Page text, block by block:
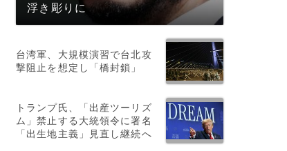
浮き彫りに
台湾軍、大規模演習で台北攻
撃阻止を想定し「橋封鎖」
トランプ氏、「出産ツーリズ
ム」禁止する大統領令に署名
「出生地主義」見直し継続へ